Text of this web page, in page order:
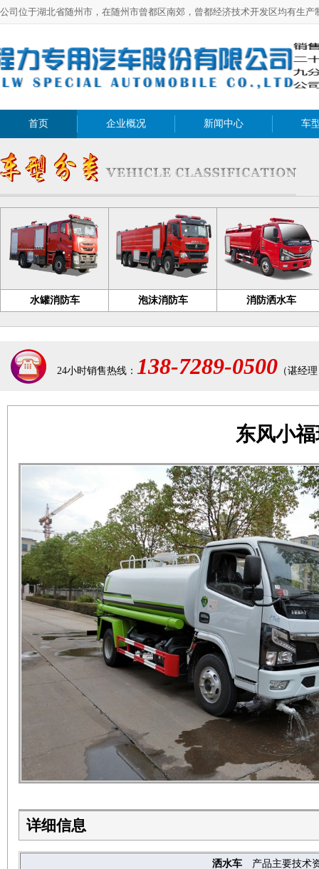
公司位于湖北省随州市，在随州市曾都区南郊，曾都经济技术开发区均有生产
首页 企业概况 新闻中心 车
水罐消防车 泡沫消防车 消防洒水车
24小时销售热线： 138-7289-0500 （谌经
东风小
详细信息
洒水车 产品主要技术